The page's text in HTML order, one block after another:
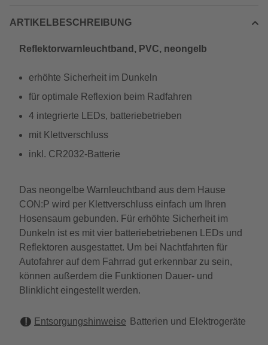
ARTIKELBESCHREIBUNG
Reflektorwarnleuchtband, PVC, neongelb
erhöhte Sicherheit im Dunkeln
für optimale Reflexion beim Radfahren
4 integrierte LEDs, batteriebetrieben
mit Klettverschluss
inkl. CR2032-Batterie
Das neongelbe Warnleuchtband aus dem Hause
CON:P wird per Klettverschluss einfach um Ihren
Hosensaum gebunden. Für erhöhte Sicherheit im
Dunkeln ist es mit vier batteriebetriebenen LEDs und
Reflektoren ausgestattet. Um bei Nachtfahrten für
Autofahrer auf dem Fahrrad gut erkennbar zu sein,
können außerdem die Funktionen Dauer- und
Blinklicht eingestellt werden.
Entsorgungshinweise Batterien und Elektrogeräte